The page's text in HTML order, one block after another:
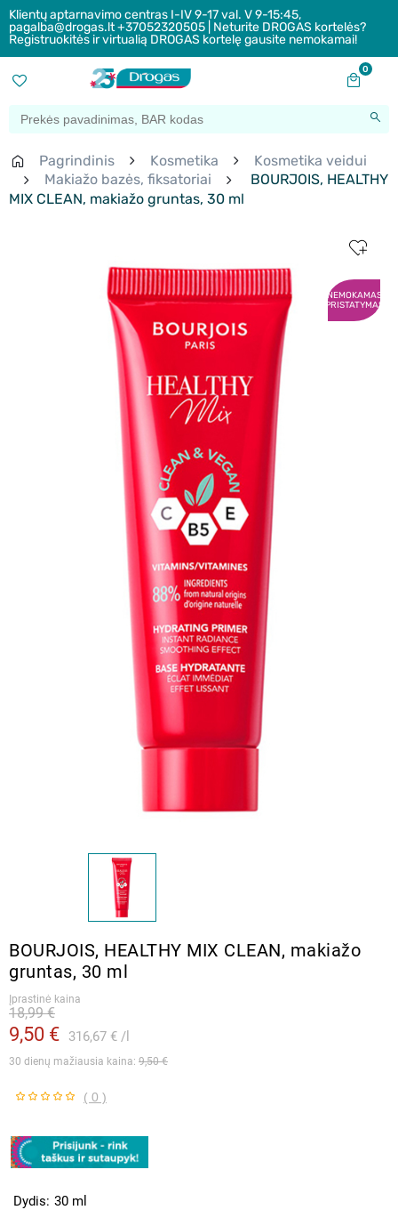
Klientų aptarnavimo centras I-IV 9-17 val. V 9-15:45,
pagalba@drogas.lt +37052320505 | Neturite DROGAS kortelės?
Registruokitės ir virtualią DROGAS kortelę gausite nemokamai!
0
Pagrindinis Kosmetika
Kosmetika veidui
Makiažo bazės, fiksatoriai
BOURJOIS, HEALTHY
MIX CLEAN, makiažo gruntas, 30 ml
NEMOKAMAS
PRISTATYMAS
BOURJOIS, HEALTHY MIX CLEAN, makiažo
gruntas, 30 ml
Įprastinė kaina
9,50 € 316,67 €
18,99 €
30 dienų mažiausia kaina: 9,50 €
( 0 )
Dydis 30 ml